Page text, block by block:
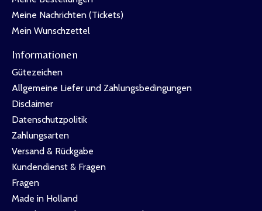
Meine Nachrichten (Tickets)
Mein Wunschzettel
Informationen
Gütezeichen
Allgemeine Liefer und Zahlungsbedingungen
Disclaimer
Datenschutzpolitik
Zahlungsarten
Versand & Rückgabe
Kundendienst & Fragen
Fragen
Made in Holland